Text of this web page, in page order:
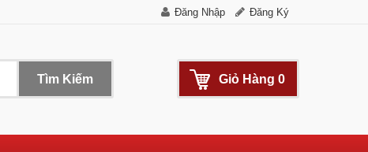
Đăng Nhập Đăng Ký
Tìm Kiếm Giỏ Hàng 0